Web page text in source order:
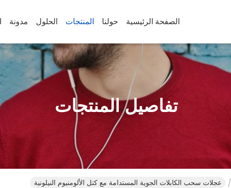
الصفحة الرئيسية حولنا المنتجات الحلول مدونة
تفاصيل المنتجات
عجلات سحب الكابلات الجوية المستدامة مع كتل الألومنيوم النيلونية